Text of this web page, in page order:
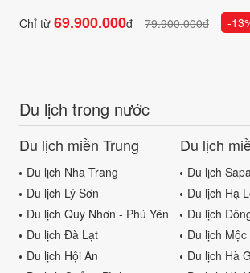
Chỉ từ 69.900.000đ 79.900.000đ -
Du lịch trong nước
Du lịch miền Trung
Du lịch Nha Trang
Du lịch Lý Sơn
Du lịch Quy Nhơn - Phú Yên
Du lịch Đà Lạt
Du lịch Hội An
Du lịch
Du lịch
Du lịch Hạ
Du lịch
Du lịch Mộc
Du lịch Hà